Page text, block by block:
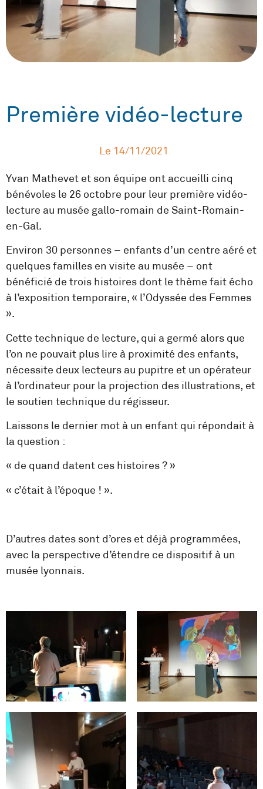
Première vidéo-lecture
Le 14/11/2021
Yvan Mathevet et son équipe ont accueilli cinq
bénévoles le 26 octobre pour leur première vidéo-
lecture au musée gallo-romain de Saint-Romain-
en-Gal.
Environ 30 personnes – enfants d’un centre aéré et
quelques familles en visite au musée – ont
bénéficié de trois histoires dont le thème fait écho
à l’exposition temporaire, « l’Odyssée des Femmes
».
Cette technique de lecture, qui a germé alors que
l’on ne pouvait plus lire à proximité des enfants,
nécessite deux lecteurs au pupitre et un opérateur
à l’ordinateur pour la projection des illustrations, et
le soutien technique du régisseur.
Laissons le dernier mot à un enfant qui répondait à
la question :
« de quand datent ces histoires ? »
« c’était à l’époque ! ».
D’autres dates sont d’ores et déjà programmées,
avec la perspective d’étendre ce dispositif à un
musée lyonnais.